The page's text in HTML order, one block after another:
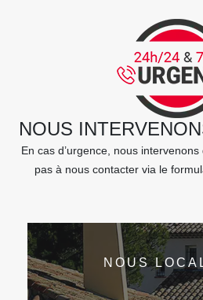
NOUS
En cas d’urgence, nous intervenons
pas à nous contacter via le
NOUS